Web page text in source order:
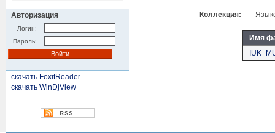
Авторизация
Логин:
Пароль:
скачать FoxitReader
скачать WinDjView
Коллекция:
Имя